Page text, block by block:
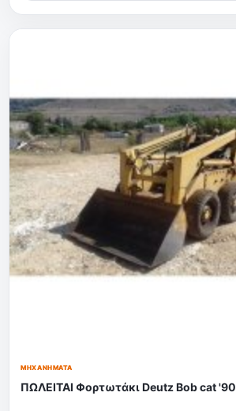
ΜΗΧΑΝΉΜΑΤΑ
ΠΩΛΕΙΤΑΙ Φορτωτάκι Deutz Bob cat '90